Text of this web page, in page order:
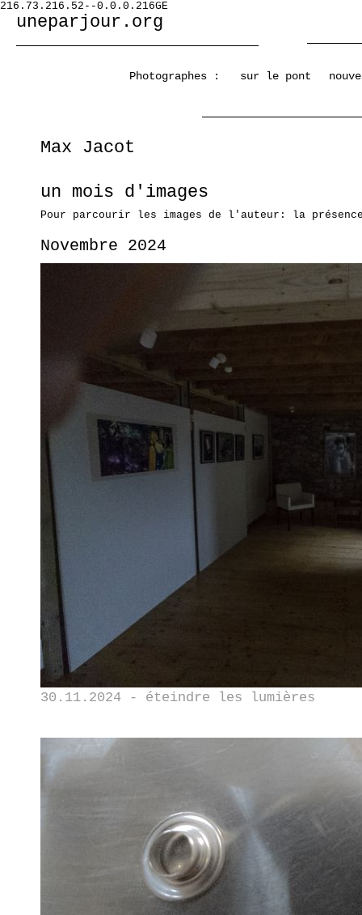
216.73.216.52--0.0.0.216GE
uneparjour.org
Photographes : sur le pont
Max Jacot
un mois d'images
Pour parcourir les images de l'auteur: la
Novembre 2024
30.11.2024 - éteindre les lumières